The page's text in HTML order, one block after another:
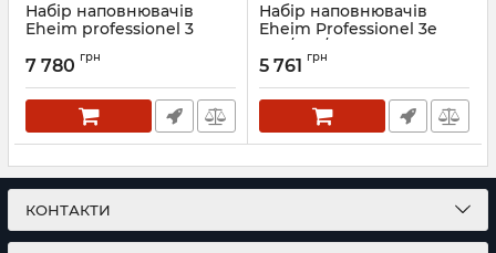
Набір наповнювачів
Eheim professionel 3
Артикул: 2520800
7 780 грн
Набір наповнювачів
Eheim Professionel 3e
450/700/600T (2520780)
Артикул:
5 761 грн
КОНТАКТИ